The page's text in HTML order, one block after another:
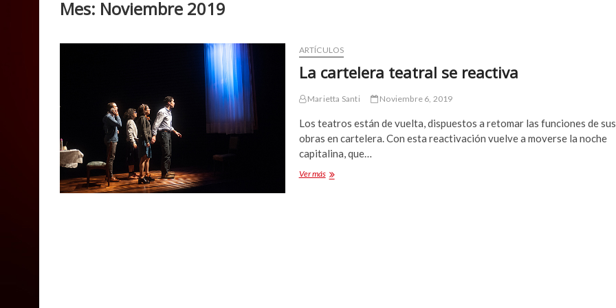
Mes: Noviembre 2019
ARTÍCULOS
La cartelera teatral se reactiva
Marietta Santi Noviembre 6, 2019
Los teatros están de vuelta, dispuestos a retomar las funciones de sus
obras en cartelera. Con esta reactivación vuelve a moverse la noche
capitalina, que…
Ver másLa